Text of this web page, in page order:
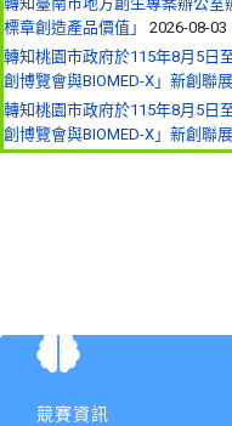
標章創造產品價值」
2026-08-03
轉知桃園市政府於115年8月5日
創博覽會與BIOMED-X」新創聯
轉知桃園市政府於115年8月5日
創博覽會與BIOMED-X」新創聯
競賽資訊